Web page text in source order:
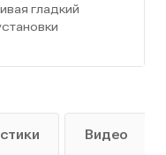
гладкий
Видео